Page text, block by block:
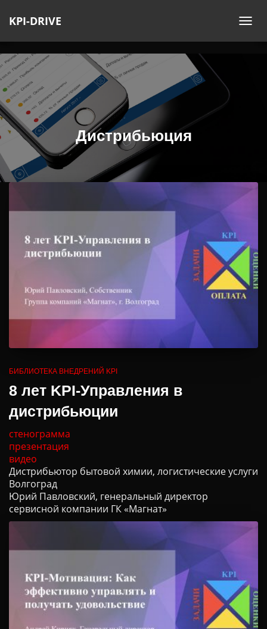
KPI-DRIVE
Дистрибьюция
БИБЛИОТЕКА ВНЕДРЕНИЙ KPI
8 лет KPI-Управления в
дистрибьюции
стенограмма
презентация
видео
Дистрибьютор бытовой химии, логистические услуги
Волгоград
Юрий Павловский, генеральный директор
сервисной компании ГК «Магнат»